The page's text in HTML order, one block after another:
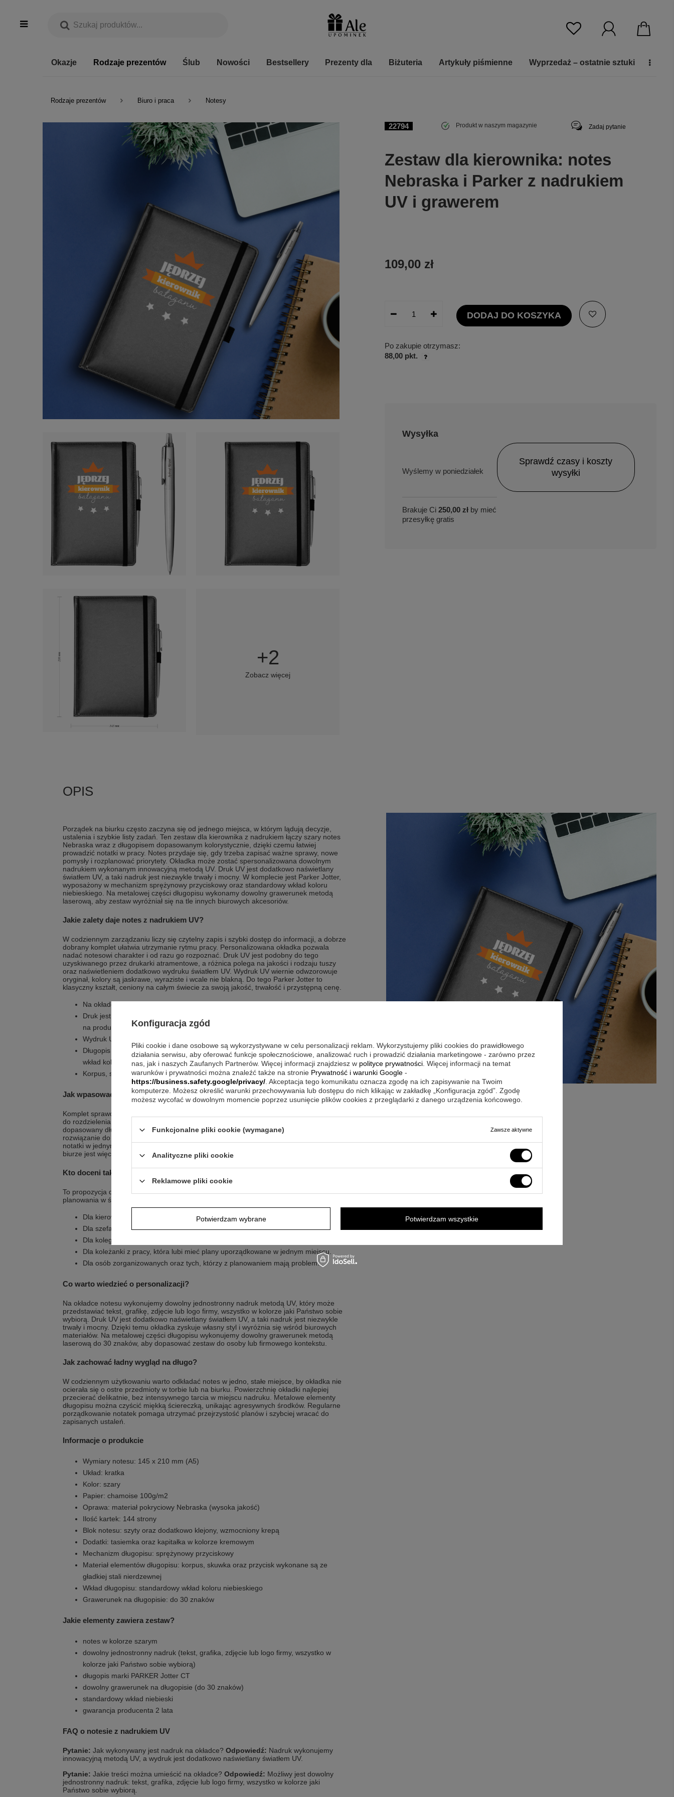
Okazje Rodzaje prezentów Ślub Nowości Bestsellery Prezenty dla Biżuteria Artykuły piśmienne Wyprzedaż – ostatnie sztuki
Rodzaje prezentów Biuro i praca Notesy
+2
Zobacz więcej
22794 Produkt w naszym magazynie Zadaj pytanie
Zestaw dla kierownika: notes
Nebraska i Parker z nadrukiem
UV i grawerem
109,00 zł
DODAJ DO KOSZYKA
Po zakupie otrzymasz:
88,00 pkt.
Wysyłka
w poniedziałek
Brakuje Ci 250,00 zł by mieć
przesyłkę gratis
Sprawdź czasy i koszty
wysyłki
Porządek na biurku często zaczyna się od jednego miejsca, w którym lądują decyzje,
ustalenia i szybkie listy zadań. Ten zestaw dla kierownika z nadrukiem łączy szary notes
Nebraska wraz z długopisem dopasowanym kolorystycznie, dzięki czemu łatwiej
prowadzić notatki w pracy. Notes przydaje się, gdy trzeba zapisać ważne sprawy, nowe
pomysły i rozplanować priorytety. Okładka może zostać spersonalizowana dowolnym
nadrukiem wykonanym innowacyjną metodą UV. Druk UV jest dodatkowo naświetlany
światłem UV, a taki nadruk jest niezwykle trwały i mocny. W komplecie jest Parker Jotter,
wyposażony w mechanizm sprężynowy przyciskowy oraz standardowy wkład koloru
niebieskiego. Na metalowej części długopisu wykonamy dowolny grawerunek metodą
laserową, aby zestaw wyróżniał się na tle innych biurowych akcesoriów.
Jakie zalety daje notes z nadrukiem UV?
W codziennym zarządzaniu liczy się czytelny zapis i szybki dostęp do informacji, a dobrze
dobrany komplet ułatwia utrzymanie rytmu pracy. Personalizowana okładka pozwala
nadać notesowi charakter i od razu go rozpoznać. Druk UV jest podobny do tego
uzyskiwanego przez drukarki atramentowe, a różnica polega na jakości i rodzaju tuszy
oraz naświetleniem dodatkowo wydruku światłem UV. Wydruk UV wiernie odwzorowuje
oryginał, kolory są jaskrawe, wyraziste i wcale nie blakną. Do tego Parker Jotter to
klasyczny kształt, ceniony na całym świecie za swoją jakość, trwałość i przystępną cenę.
Na okładce notesu umieścimy dowolny nadruk innowacyjną metodą UV.
Druk jest odporny na warunki atmosferyczne, co pozwala wykorzystywać go także
na produktach używanych na zewnątrz.
Wydruk UV wiernie odwzorowuje oryginał, a kolory są jaskrawe i nie blakną.
Długopis Parker Jotter posiada mechanizm sprężynowy przyciskowy i standardowy
wkład koloru niebieskiego.
Korpus, skuwka oraz przycisk wykonane są ze gładkiej stali nierdzewnej.
Jak wpasować go w codzienne rytuały?
Komplet sprawdza się, gdy dzień jest podzielony na spotkania, szybkie decyzje i zadania
do rozdzielenia. Notes w kratkę ułatwia prowadzenie list, planów i podsumowań, a
dopasowany długopis pozwala płynnie przechodzić od pomysłu do zapisu. To wygodne
rozwiązanie do pracy przy biurku, w sali konferencyjnej i w sytuacjach, gdy chcesz mieć
notatki w jednym miejscu. Personalizowana okładka pomaga uniknąć pomyłek, gdy w
biurze jest więcej podobnych notesów.
Kto doceni taki wybór?
To propozycja dla osób, które potrzebują praktycznego narzędzia do notowania i
planowania w środowisku pracy.
Dla kierownika, który codziennie zarządza grupą ludzi.
Dla szefa robiącego dziennie wiele notatek.
Dla kolegi z pracy na ważne notatki i nowe pomysły.
Dla koleżanki z pracy, która lubi mieć plany uporządkowane w jednym miejscu.
Dla osób zorganizowanych oraz tych, którzy z planowaniem mają problem.
Co warto wiedzieć o personalizacji?
Na okładce notesu wykonujemy dowolny jednostronny nadruk metodą UV, który może
przedstawiać tekst, grafikę, zdjęcie lub logo firmy, wszystko w kolorze jaki Państwo sobie
wybiorą. Druk UV jest dodatkowo naświetlany światłem UV, a taki nadruk jest niezwykle
trwały i mocny. Dzięki temu okładka zyskuje własny styl i wyróżnia się wśród biurowych
materiałów. Na metalowej części długopisu wykonujemy dowolny grawerunek metodą
laserową do 30 znaków, aby dopasować zestaw do osoby lub firmowego kontekstu.
Jak zachować ładny wygląd na długo?
W codziennym użytkowaniu warto odkładać notes w jedno, stałe miejsce, by okładka nie
ocierała się o ostre przedmioty w torbie lub na biurku. Powierzchnię okładki najlepiej
przecierać delikatnie, bez intensywnego tarcia w miejscu nadruku. Metalowe elementy
długopisu można czyścić miękką ściereczką, unikając agresywnych środków. Regularne
porządkowanie notatek pomaga utrzymać przejrzystość planów i szybciej wracać do
zapisanych ustaleń.
Informacje o produkcie
Wymiary notesu: 145 x 210 mm (A5)
Układ: kratka
Kolor: szary
Papier: chamoise 100g/m2
Oprawa: materiał pokryciowy Nebraska (wysoka jakość)
Ilość kartek: 144 strony
Blok notesu: szyty oraz dodatkowo klejony, wzmocniony krepą
Dodatki: tasiemka oraz kapitałka w kolorze kremowym
Mechanizm długopisu: sprężynowy przyciskowy
Materiał elementów długopisu: korpus, skuwka oraz przycisk wykonane są ze
gładkiej stali nierdzewnej
Wkład długopisu: standardowy wkład koloru niebieskiego
Grawerunek na długopisie: do 30 znaków
Jakie elementy zawiera zestaw?
notes w kolorze szarym
dowolny jednostronny nadruk (tekst, grafika, zdjęcie lub logo firmy, wszystko w
kolorze jaki Państwo sobie wybiorą)
długopis marki PARKER Jotter CT
dowolny grawerunek na długopisie (do 30 znaków)
standardowy wkład niebieski
gwarancja producenta 2 lata
FAQ o notesie z nadrukiem UV
Pytanie: Jak wykonywany jest nadruk na okładce? Odpowiedź: Nadruk wykonujemy
innowacyjną metodą UV, a wydruk jest dodatkowo naświetlany światłem UV.
Pytanie: Jakie treści można umieścić na okładce? Odpowiedź: Możliwy jest dowolny
jednostronny nadruk: tekst, grafika, zdjęcie lub logo firmy, wszystko w kolorze jaki
Państwo sobie wybiorą.
Konfiguracja zgód
Pliki cookie i dane osobowe są wykorzystywane w celu personalizacji reklam. Wykorzystujemy pliki cookies do prawidłowego
działania serwisu, aby oferować funkcje społecznościowe, analizować ruch i prowadzić działania marketingowe - zarówno przez
nas, jak i naszych Zaufanych Partnerów. Więcej informacji znajdziesz w polityce prywatności . Więcej informacji na temat
warunków i prywatności można znaleźć także na stronie Prywatność i warunki Google -
https://business.safety.google/privacy/ . Akceptacja tego komunikatu oznacza zgodę na ich zapisywanie na Twoim
komputerze. Możesz określić warunki przechowywania lub dostępu do nich klikając w zakładkę „Konfiguracja zgód”. Zgodę
możesz wycofać w dowolnym momencie poprzez usunięcie plików cookies z przeglądarki z danego urządzenia końcowego.
Funkcjonalne pliki cookie (wymagane) Zawsze aktywne
Analityczne pliki cookie
Reklamowe pliki cookie
Potwierdzam wybrane Potwierdzam wszystkie